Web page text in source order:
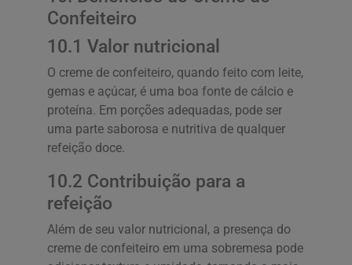
Confeiteiro
10.1 Valor nutricional
O creme de confeiteiro, quando feito com leite,
gemas e açúcar, é uma boa fonte de cálcio e
proteína. Em porções adequadas, pode ser
uma parte saborosa e nutritiva de qualquer
refeição doce.
10.2 Contribuição para a
refeição
Além de seu valor nutricional, a presença do
creme de confeiteiro em uma sobremesa pode